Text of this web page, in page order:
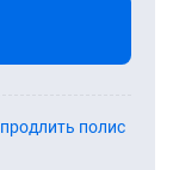
продлить полис